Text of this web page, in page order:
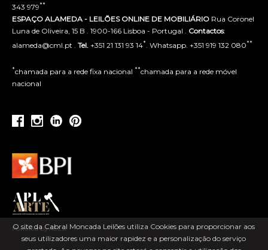
O site da Cabral Moncada Leilões utiliza Cookies para proporcionar aos
seus utilizadores uma maior rapidez e a personalização do serviço
343 979**
ESPAÇO ALAMEDA - LEILÕES ONLINE DE MOBILIÁRIO Rua Coronel
Luna de Oliveira, 15 B . 1900-166 Lisboa - Portugal . Contactos:
alameda@cml.pt . Tel. +351 21 131 93 14*. Whatsapp. +351 919 132 080**
*chamada para a rede fixa nacional **chamada para a rede móvel
nacional
Powered by ACLSI